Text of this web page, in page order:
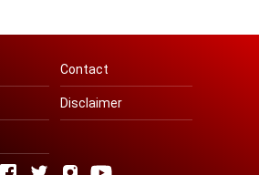
Contact
Disclaimer